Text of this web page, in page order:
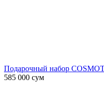
Подарочный набор
585 000 сум